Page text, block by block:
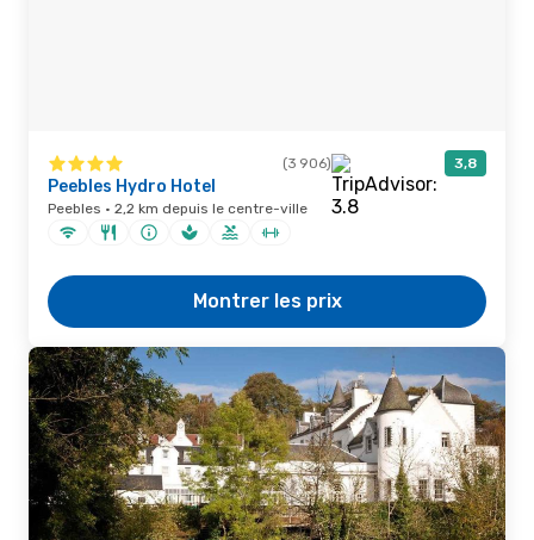
(3 906) 3,8
Peebles Hydro Hotel
Peebles · 2,2 km depuis le centre-ville
Montrer les prix